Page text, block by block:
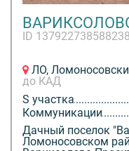
ID
ЛО,
до КАД
S участка
Коммуникации
Дачный поселок
Ломоносовском